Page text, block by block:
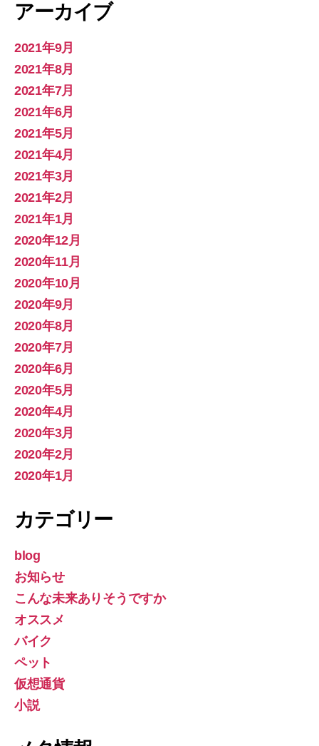
アーカイブ
2021年9月
2021年8月
2021年7月
2021年6月
2021年5月
2021年4月
2021年3月
2021年2月
2021年1月
2020年12月
2020年11月
2020年10月
2020年9月
2020年8月
2020年7月
2020年6月
2020年5月
2020年4月
2020年3月
2020年2月
2020年1月
カテゴリー
blog
お知らせ
こんな未来ありそうですか
オススメ
バイク
ペット
仮想通貨
小説